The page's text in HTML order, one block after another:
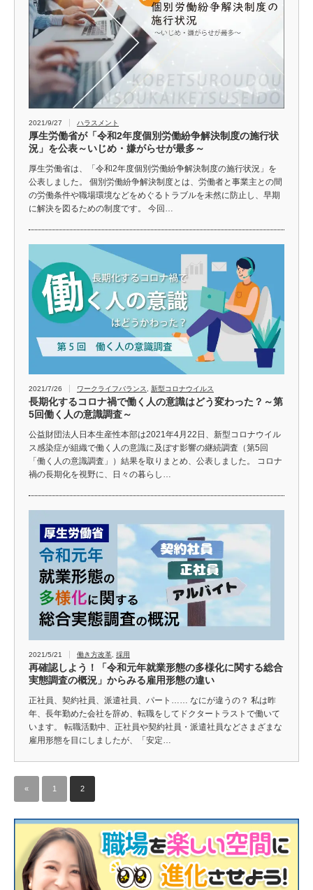
2021/9/27 ハラスメント
厚生労働省が「令和2年度個別労働紛争解決制度の施行状
況」を公表～いじめ・嫌がらせが最多～
厚生労働省は、「令和2年度個別労働紛争解決制度の施行状況」を
公表しました。 個別労働紛争解決制度とは、労働者と事業主との間
の労働条件や職場環境などをめぐるトラブルを未然に防止し、早期
に解決を図るための制度です。 今回…
2021/7/26 ワークライフバランス 新型コロナウイルス
長期化するコロナ禍で働く人の意識はどう変わった？～第
5回働く人の意識調査～
公益財団法人日本生産性本部は2021年4月22日、新型コロナウイル
ス感染症が組織で働く人の意識に及ぼす影響の継続調査（第5回
「働く人の意識調査」）結果を取りまとめ、公表しました。 コロナ
禍の長期化を視野に、日々の暮らし…
2021/5/21 働き方改革 採用
再確認しよう！「令和元年就業形態の多様化に関する総合
実態調査の概況」からみる雇用形態の違い
正社員、契約社員、派遣社員、パート…… なにが違うの？ 私は昨
年、長年勤めた会社を辞め、転職をしてドクタートラストで働いて
います。 転職活動中、正社員や契約社員・派遣社員などさまざまな
雇用形態を目にしましたが、「安定…
« 1 2